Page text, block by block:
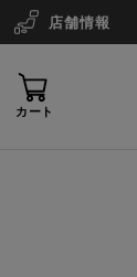
店舗情報
カート